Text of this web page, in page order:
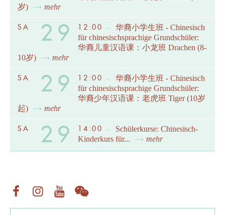
岁)
mehr
SA 29 12:00 -
华裔小学生班 - Chinesisch
für chinesischsprachige Grundschüler:
华裔儿童汉语课：小龙班 Drachen (8-
10岁)
mehr
SA 29 12:00 -
华裔小学生班 - Chinesisch
für chinesischsprachige Grundschüler:
华裔少年汉语课：老虎班 Tiger (10岁
起)
mehr
SA 29 14:00 -
Schülerkurse: Chinesisch-
Kinderkurs für...
mehr